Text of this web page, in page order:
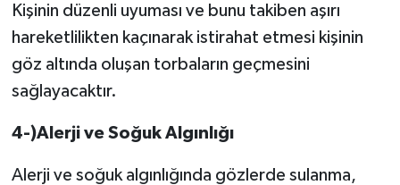
Kişinin düzenli uyuması ve bunu takiben aşırı
hareketlilikten kaçınarak istirahat etmesi kişinin
göz altında oluşan torbaların geçmesini
sağlayacaktır.
4-)Alerji ve Soğuk Algınlığı
Alerji ve soğuk algınlığında gözlerde sulanma,